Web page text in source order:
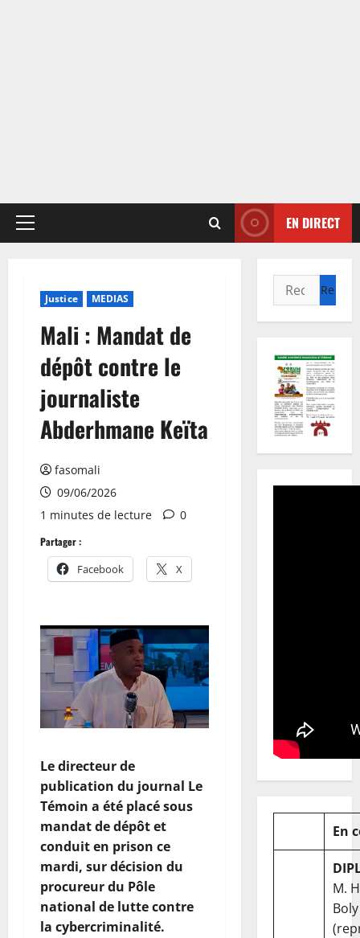
Menu
EN DIRECT
Justice MEDIAS
Mali : Mandat de
dépôt contre le
journaliste
Abderhmane Keïta
fasomali
09/06/2026
1 minutes de lecture
0
Partager :
Facebook X
Le directeur de
publication du journal Le
Témoin a été placé sous
mandat de dépôt et
conduit en prison ce
mardi, sur décision du
procureur du Pôle
national de lutte contre
la cybercriminalité.
Rechercher :
En
M.
Boly